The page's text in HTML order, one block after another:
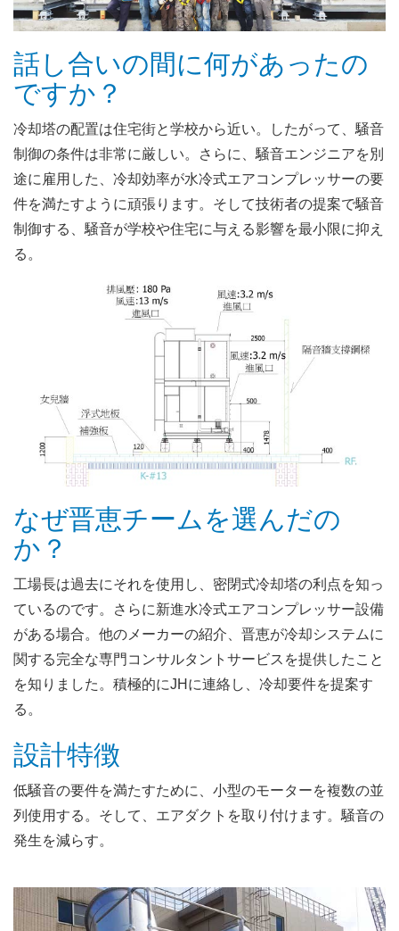
話し合いの間に何があったの
ですか？
冷却塔の配置は住宅街と学校から近い。したがって、騒音
制御の条件は非常に厳しい。さらに、騒音エンジニアを別
途に雇用した、冷却効率が水冷式エアコンプレッサーの要
件を満たすように頑張ります。そして技術者の提案で騒音
制御する、騒音が学校や住宅に与える影響を最小限に抑え
る。
なぜ晋恵チームを選んだの
か？
工場長は過去にそれを使用し、密閉式冷却塔の利点を知っ
ているのです。さらに新進水冷式エアコンプレッサー設備
がある場合。他のメーカーの紹介、晋恵が冷却システムに
関する完全な専門コンサルタントサービスを提供したこと
を知りました。積極的にJHに連絡し、冷却要件を提案す
る。
設計特徴
低騒音の要件を満たすために、小型のモーターを複数の並
列使用する。そして、エアダクトを取り付けます。騒音の
発生を減らす。